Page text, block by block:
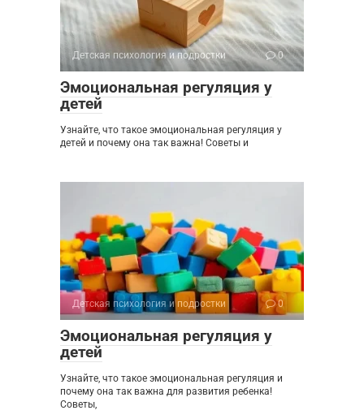
Детская психология и подростки 0
Эмоциональная регуляция у
детей
Узнайте, что такое эмоциональная регуляция у
детей и почему она так важна! Советы и
Детская психология и подростки 0
Эмоциональная регуляция у
детей
Узнайте, что такое эмоциональная регуляция и
почему она так важна для развития ребенка!
Советы,